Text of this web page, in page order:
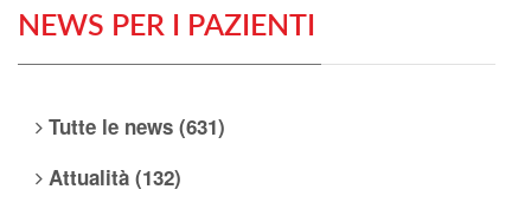
NEWS PER I PAZIENTI
Tutte le news (631)
Attualità (132)